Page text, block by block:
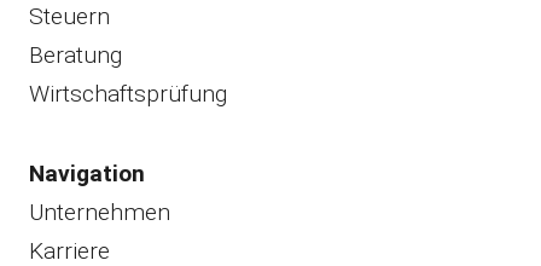
Steuern
Beratung
Wirtschaftsprüfung
Navigation
Unternehmen
Karriere